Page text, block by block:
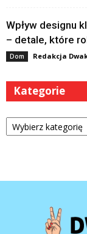
Wpływ designu
– detale, które
Dom Redakcja
Kategorie
Kategorie